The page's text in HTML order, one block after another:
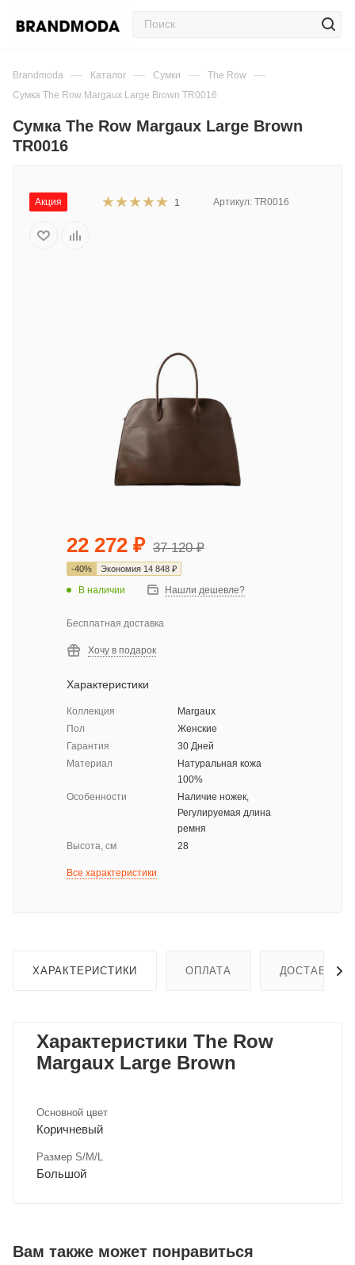
Brandmoda — Каталог — Сумки — The Row —
Сумка The Row Margaux Large Brown TR0016
Сумка The Row Margaux Large Brown
TR0016
Акция 1 Артикул: TR0016
22 272 ₽ 37 120₽
-40% Экономия 14 848 ₽
В наличии Нашли дешевле?
Бесплатная доставка
Хочу в подарок
Характеристики
Коллекция
Margaux
Пол
Женские
Гарантия
30 Дней
Материал
Натуральная кожа
100%
Особенности
Наличие ножек,
Регулируемая длина
ремня
Высота, см
28
Все характеристики
ХАРАКТЕРИСТИКИ ОПЛАТА ДОСТАВКА
Характеристики The Row
Margaux Large Brown
Основной цвет
Коричневый
Размер S/M/L
Большой
Вам также может понравиться